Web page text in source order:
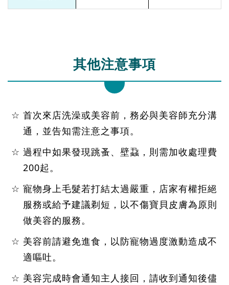
其他注意事項
首次來店洗澡或美容前，務必與美容師充分溝
通，並告知需注意之事項。
過程中如果發現跳蚤、壁蝨，則需加收處理費
200起。
寵物身上毛髮若打結太過嚴重，店家有權拒絕
服務或給予建議剃短，以不傷寶貝皮膚為原則
做美容的服務。
美容前請避免進食，以防寵物過度激動造成不
適嘔吐。
美容完成時會通知主人接回，請收到通知後儘